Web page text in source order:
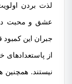
لذت بردن
عشق و محبت در
جبران این
از
نیستند.